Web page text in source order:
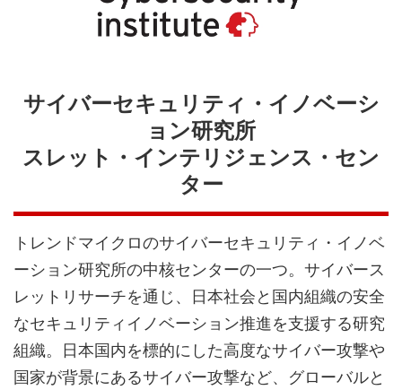
サイバーセキュリティ・イノベーシ
ョン研究所
スレット・インテリジェンス・セン
ター
トレンドマイクロのサイバーセキュリティ・イノベ
ーション研究所の中核センターの一つ。サイバース
レットリサーチを通じ、日本社会と国内組織の安全
なセキュリティイノベーション推進を支援する研究
組織。日本国内を標的にした高度なサイバー攻撃や
国家が背景にあるサイバー攻撃など、グローバルと